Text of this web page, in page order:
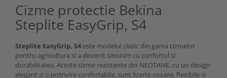
Cizme protectie Bekina
Steplite EasyGrip, S4
Steplite EasyGrip, S4 este modelul clasic din gama cizmelor
pentru agricultura si a devenit sinonim cu confortul si
durabilitatea. Aceste cizme rezistente din NEOTANE, cu un design
elegant si o potrivire confortabila, sunt foarte usoare, flexibile si